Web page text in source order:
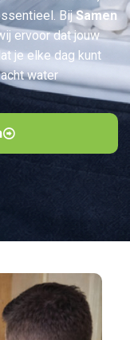
BijSamen
ervoor dat jouw
je elke dag kunt
water